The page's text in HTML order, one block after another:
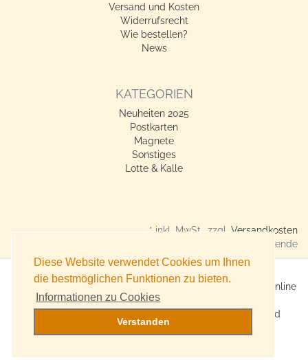
Versand und Kosten
Widerrufsrecht
Wie bestellen?
News
KATEGORIEN
Neuheiten 2025
Postkarten
Magnete
Sonstiges
Lotte & Kalle
* inkl. MwSt., zzgl.Versandkosten
Verkauf nur an Gewerbetreibende
X360° Postkarten-Shop - Geschenkideen für alle Anlässe online
kaufen
Online Versand für Trend-Produkte, Lifestyle-Artikel und
Accessoires
Diese Website verwendet Cookies um Ihnen
die bestmöglichen Funktionen zu bieten.
Informationen zu Cookies
Verstanden